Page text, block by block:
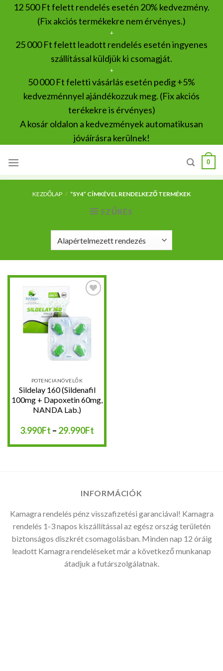
12 500 Ft felett rendelés esetén 20% kedvezmény.
(Fix akciós termékekre nem érvényes.)
+
25 000 Ft felett leadott rendelés esetén ingyenes
szállítással küldjük ki csomagját.
+
50 000 Ft feletti vásárlás esetén pedig +5%
kedvezménnyel ajándékozzuk meg. (Fix akciós
terékekre is érvényes)
A kosár oldalon a kedvezmények automatikusan
jóváírásra kerülnek!
0
KEZDŐLAP / “SY4” CÍMKÉVEL RENDELKEZŐ TERMÉKEK
SZŰRÉS
Kedvencekhez
POTENCIANÖVELŐK
Sildelay 160 (Sildenafil
100mg + Dapoxetin 60mg,
NANDA Lab.)
3.990Ft – 29.990Ft
-
INFORMÁCIÓK
Kamagra rendelés pénz visszafizetési garanciával! Kamagra
rendelés 1-3 napos kiszállítással az egész ország területén
biztonságos diszkrét csomagolásban. Minden nap 12 óráig
leadott Kamagra rendeléseket már a következő munkanap
átadjuk a futárszolgálatnak.